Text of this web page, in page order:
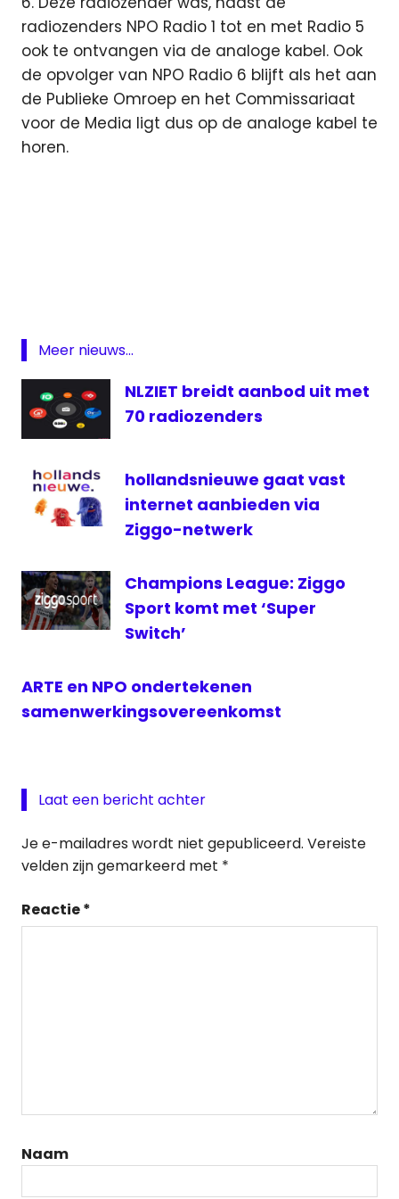
radiozenders NPO Radio 1 tot en met Radio 5
ook te ontvangen via de analoge kabel. Ook
de opvolger van NPO Radio 6 blijft als het aan
de Publieke Omroep en het Commissariaat
voor de Media ligt dus op de analoge kabel te
horen.
kosten
NPO
Radio
6
Radio
Soul
&
Meer nieuws...
NLZIET breidt aanbod uit met
70 radiozenders
hollandsnieuwe gaat vast
internet aanbieden via
Ziggo-netwerk
Champions League: Ziggo
Sport komt met ‘Super
Switch’
ARTE en NPO ondertekenen
samenwerkingsovereenkomst
Laat een bericht achter
Je e-mailadres wordt niet gepubliceerd. Vereiste
velden zijn gemarkeerd met *
Reactie*
Naam